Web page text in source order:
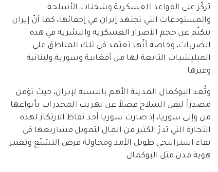
تركّز على القواعد العسكرية وشحنات الأسلحة
والمستودعات التي تجتهد إيران في إخفائها، كما أنّ إيران
تتكتّم عن حجم الأضرار العسكرية والبشرية في هذه
الضربات، وخاصة أنّها تعتمد في تلك المناطق على
الميليشيات التابعة لها من أفغانية وسورية ولبنانية
وغيرها.
وتُعد البوكمال المدينة الأهم بالنسبة لإيران، حيث تؤمن
مصدراً لنقل السلاح فضلاً عن تهريب المخدرات بأنواعها
من وإلى سوريا، إذ صارت سوريا أحد نقاط الارتكاز لهذه
التجارة التي تدرّ الكثير من المال لتمويل مشاريعها في
بقاء استراتيجي طويل الأمد ومحاولة فرض التشيّع وتغيير
هوية مدن مثل البوكمال.